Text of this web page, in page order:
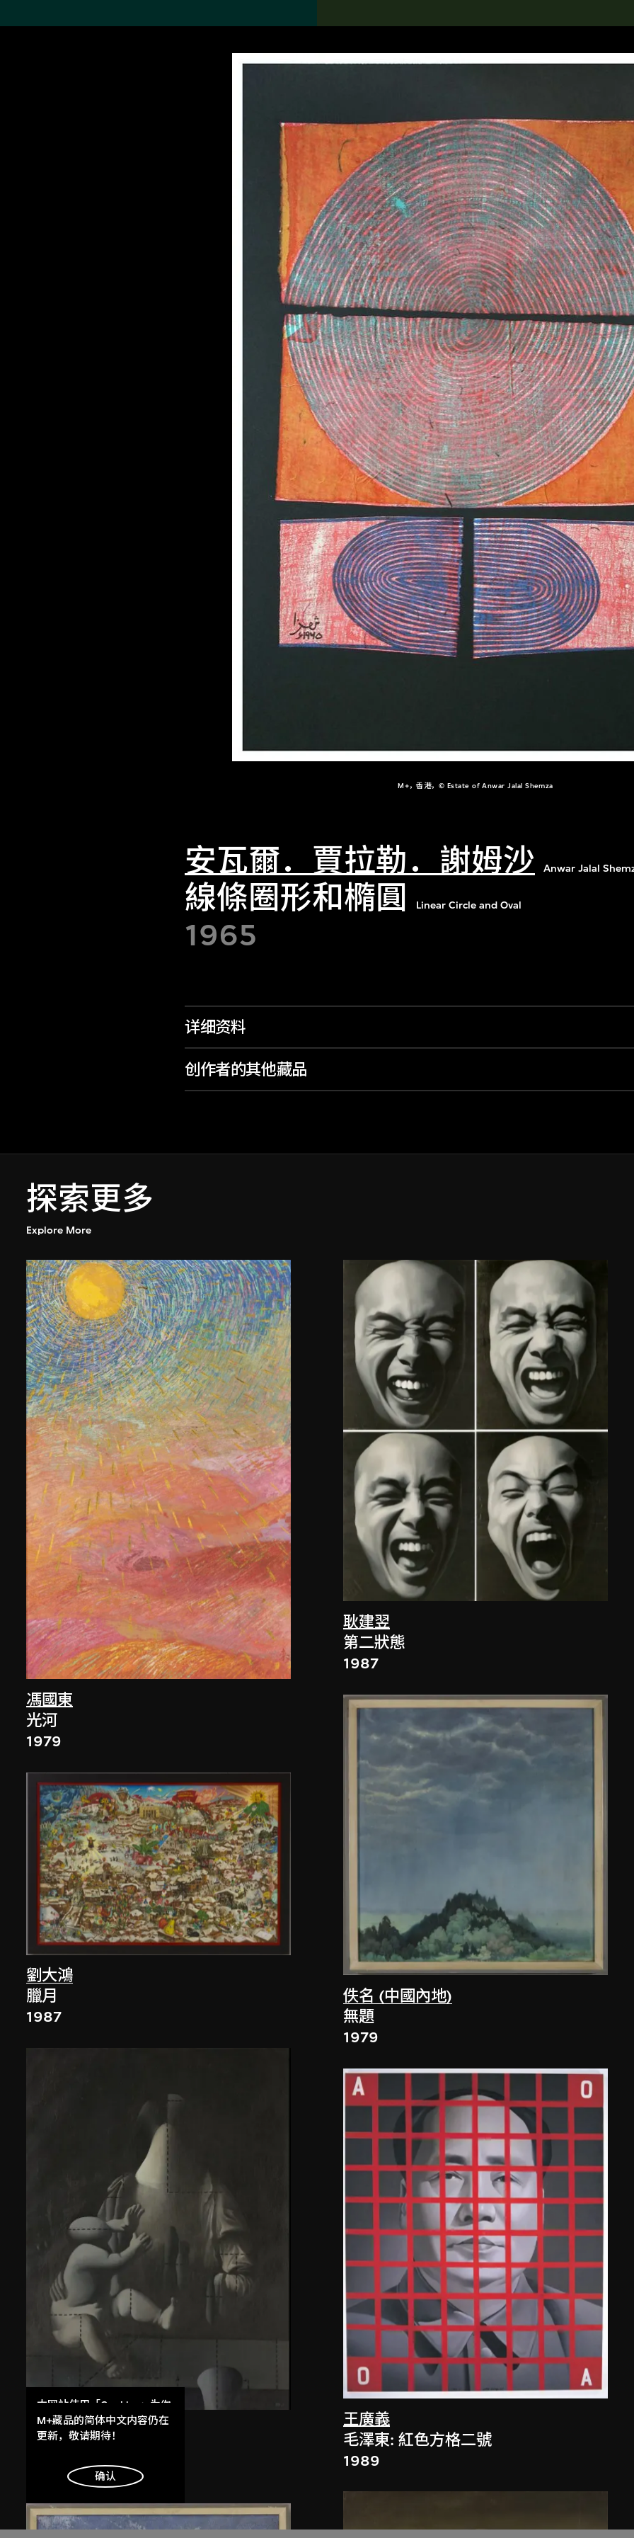
M+，香港，© Estate of Anwar Jalal Shemza
安瓦爾．賈拉勒．謝姆沙 Anwar Jalal
線條圈形和橢圓 Linear Circle and Oval
1965
详细资料
创作者的其他藏品
探索更多
Explore More
馮國東
光河
1979
劉大鴻
臘月
1987
王廣義
耿建翌
第二狀態
1987
佚名 (中國內地)
無題
1979
王廣義
毛澤東: 紅色方格二號
1989
本网站使用「Cookies」为你
提供最好的网站体验。
了解更多
明白
M+藏品的简体中文内容仍在
更新，敬请期待！
确认
搜索M+藏品